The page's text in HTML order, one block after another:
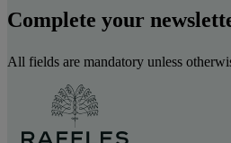
Complete your
All fields are mandatory unless